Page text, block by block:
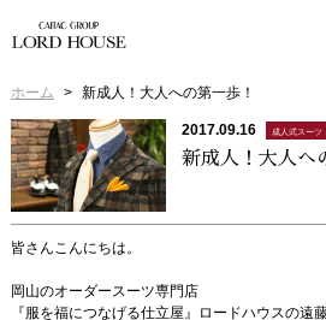
ホーム 新成人！大人への第一歩！
2017.09.16 成人式スーツ
新成人！大人へ
皆さんこんにちは。
岡山のオーダースーツ専門店
『服を福につなげる仕立屋』ロードハウスの遠藤